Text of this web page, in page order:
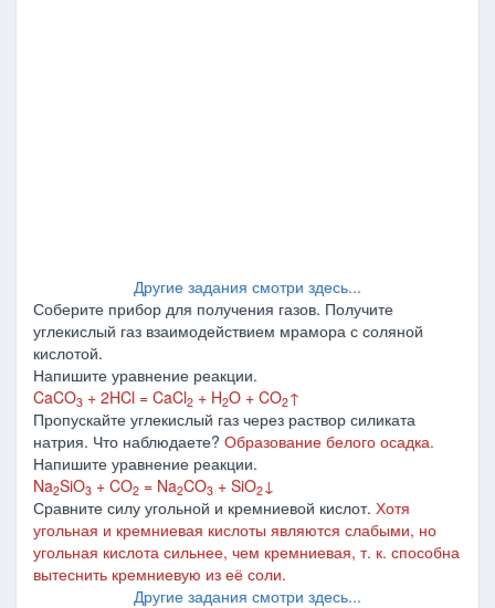
Другие задания смотри здесь...
Соберите прибор для получения газов. Получите
углекислый газ взаимодействием мрамора с соляной
кислотой.
Напишите уравнение реакции.
CaCO3 + 2HCl = CaCl2 + H2O + CO2↑
Пропускайте углекислый газ через раствор силиката
натрия. Что наблюдаете? Образование белого осадка.
Напишите уравнение реакции.
Na2SiO3 + CO2 = Na2CO3 + SiO2↓
Сравните силу угольной и кремниевой кислот. Хотя
угольная и кремниевая кислоты являются слабыми, но
угольная кислота сильнее, чем кремниевая, т. к. способна
вытеснить кремниевую из её соли.
Другие задания смотри здесь...